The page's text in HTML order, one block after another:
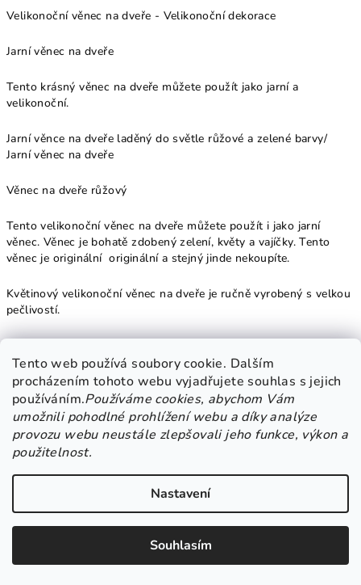
Tento web používá soubory cookie. Dalším
procházením tohoto webu vyjadřujete souhlas s jejich
používáním.Používáme cookies, abychom Vám
umožnili pohodlné prohlížení webu a díky analýze
provozu webu neustále zlepšovali jeho funkce, výkon a
použitelnost.
Nastavení
Souhlasím
Velikonoční věnec na dveře - Velikonoční dekorace
Jarní věnec na dveře
Tento krásný věnec na dveře můžete použít jako jarní a
velikonoční.
Jarní věnce na dveře laděný do světle růžové a zelené barvy/
Jarní věnec na dveře
Věnec na dveře růžový
Tento velikonoční věnec na dveře můžete použít i jako jarní
věnec. Věnec je bohatě zdobený zelení, květy a vajíčky. Tento
věnec je originální originální a stejný jinde nekoupíte.
Květinový velikonoční věnec na dveře je ručně vyrobený s velkou
pečlivostí.
hnědých dveřích.
Velikonoční věnce na dveře v barvách krémové, růžové a zelené
můžete použít jako jarní věnec.
Tento věnec může zdobit Vaše vchodové dveře, ale i zeď Vašeho
šířka nazdobeného věnce: 35 cm